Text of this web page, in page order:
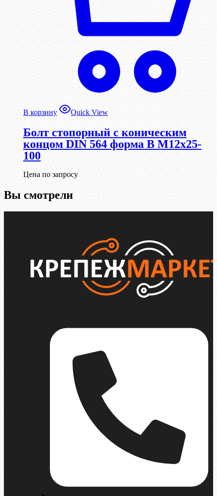
В корзину Quick View
Болт стопорный с коническим
концом DIN 564 форма B М12х25-
100
Цена по запросу
Вы смотрели